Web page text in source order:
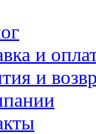
и
и